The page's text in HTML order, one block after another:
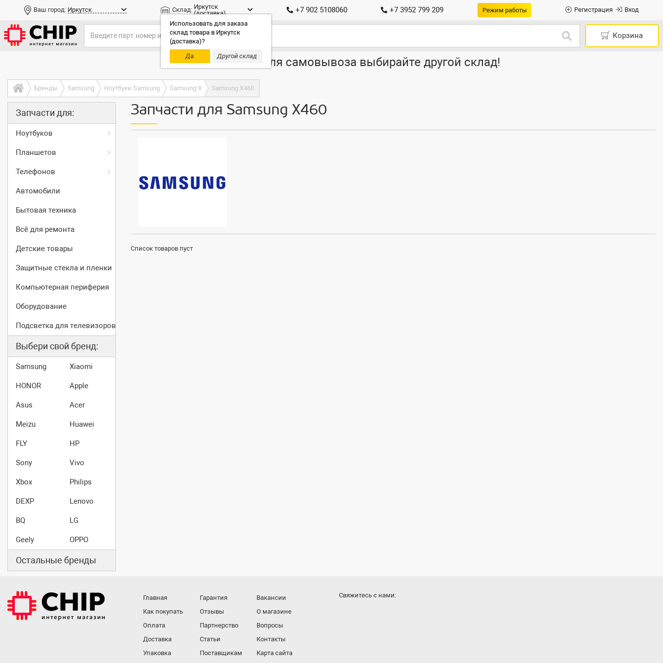
Ваш город: Иркутск Склад: Иркутск
(доставка)
Использовать для заказа
склад товара в Иркутск
(доставка)?
Да
Другой склад
+7 902 5108060 +7 3952 799 209 Режим работы Регистрация Вход
Корзина
Только доставка, для самовывоза выбирайте другой склад!
Бренды Samsung Ноутбуки Samsung Samsung X Samsung X460
Запчасти для:
Ноутбуков
Планшетов
Телефонов
Автомобили
Бытовая техника
Всё для ремонта
Детские товары
Защитные стекла и пленки
Компьютерная периферия
Оборудование
Подсветка для телевизоров
Выбери свой бренд:
Samsung Xiaomi
HONOR Apple
Asus Acer
Meizu Huawei
FLY HP
Sony Vivo
Xbox Philips
DEXP Lenovo
BQ LG
Geely OPPO
Остальные бренды
Запчасти для Samsung X460
Список товаров пуст
Главная
Как покупать
Оплата
Доставка
Упаковка
Гарантия
Отзывы
Партнерство
Статьи
Поставщикам
Вакансии
О магазине
Вопросы
Контакты
Карта сайта
Cвяжитесь с нами: